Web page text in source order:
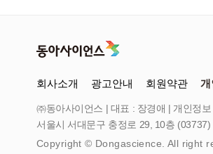
회사소개 광고안내 회원약관 개
㈜동아사이언스 | 대표 : 장경애 | 개인정
서울시 서대문구 충정로 29, 10층
Copyright © Dongascience. All right